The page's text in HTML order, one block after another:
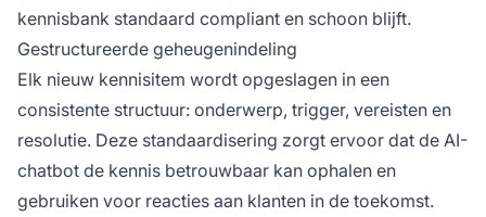
kennisbank standaard compliant en schoon blijft.
Gestructureerde geheugenindeling
Elk nieuw kennisitem wordt opgeslagen in een
consistente structuur: onderwerp, trigger, vereisten en
resolutie. Deze standaardisering zorgt ervoor dat de AI-
chatbot de kennis betrouwbaar kan ophalen en
gebruiken voor reacties aan klanten in de toekomst.